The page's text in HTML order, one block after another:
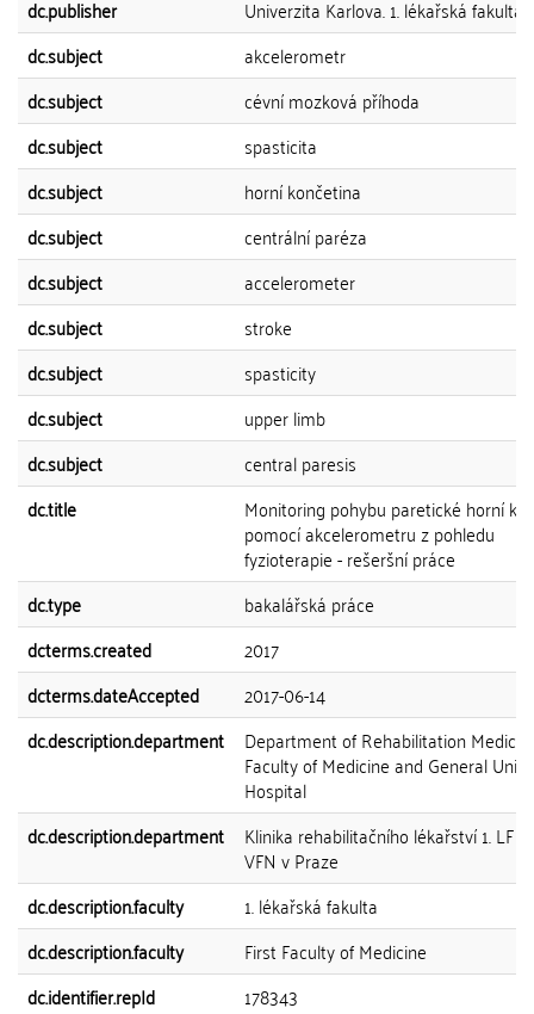
dc.publisher
Univerzita Karlova. 1. lékařská fakulta
dc.subject
akcelerometr
dc.subject
cévní mozková příhoda
dc.subject
spasticita
dc.subject
horní končetina
dc.subject
centrální paréza
dc.subject
accelerometer
dc.subject
stroke
dc.subject
spasticity
dc.subject
upper limb
dc.subject
central paresis
dc.title
Monitoring pohybu paretické horní
pomocí akcelerometru z pohledu
fyzioterapie - rešeršní práce
dc.type
bakalářská práce
dcterms.created
2017
dcterms.dateAccepted
2017-06-14
dc.description.department
Department of Rehabilitation
Faculty of Medicine and General
Hospital
dc.description.department
Klinika rehabilitačního lékařství 1. LF
VFN v Praze
dc.description.faculty
1. lékařská fakulta
dc.description.faculty
First Faculty of Medicine
dc.identifier.repId
178343